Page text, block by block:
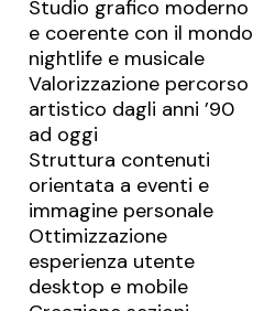
Studio grafico moderno
e coerente con il mondo
nightlife e musicale
Valorizzazione percorso
artistico dagli anni ’90
ad oggi
Struttura contenuti
orientata a eventi e
immagine personale
Ottimizzazione
esperienza utente
desktop e mobile